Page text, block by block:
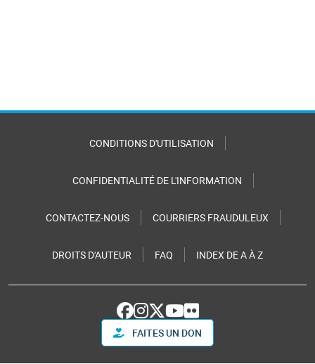
CONDITIONS D'UTILISATION
CONFIDENTIALITÉ DE L'INFORMATION
CONTACTEZ-NOUS COURRIERS FRAUDULEUX
DROITS D'AUTEUR FAQ INDEX DE A À Z
FAITES UN DON